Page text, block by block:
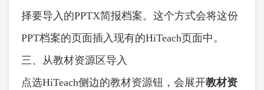
择要导入的PPTX简报档案。这个方式会将这份
PPT档案的页面插入现有的HiTeach页面中。
三、从教材资源区导入
点选HiTeach侧边的教材资源钮，会展开教材资